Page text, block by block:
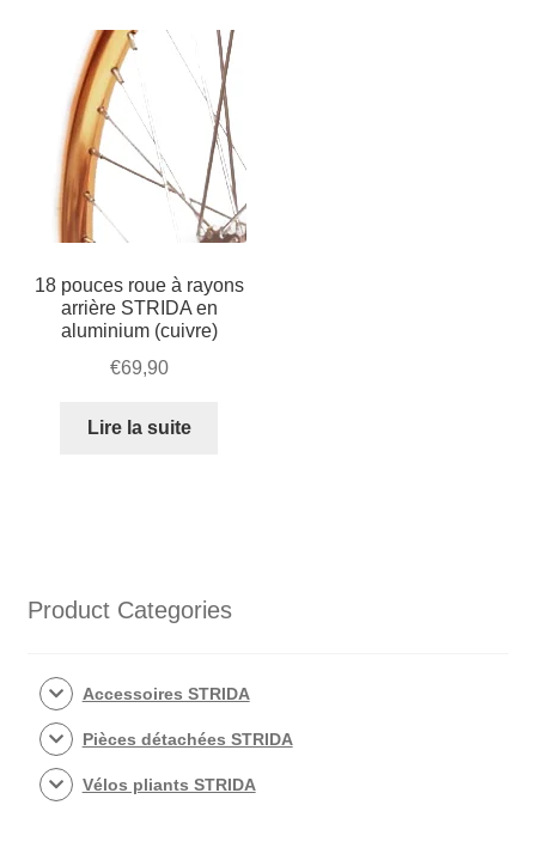
18 pouces roue à rayons
arrière STRIDA en
aluminium (cuivre)
€69,90
Lire la suite
Product Categories
Accessoires STRIDA
Pièces détachées STRIDA
Vélos pliants STRIDA